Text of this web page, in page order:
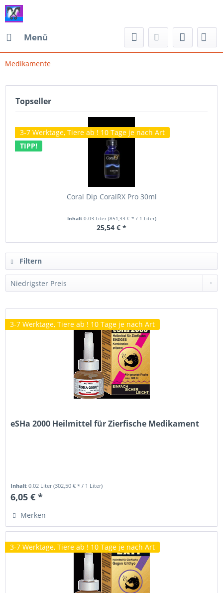
Menü
Medikamente
Topseller
3-7 Werktage, Tiere ab ! 10 Tage je nach Art
TIPP!
Coral Dip CoralRX Pro 30ml
Inhalt 0.03 Liter (851,33 € * / 1 Liter)
25,54 € *
Filtern
3-7 Werktage, Tiere ab ! 10 Tage je nach Art
eSHa 2000 Heilmittel für Zierfische Medikament
Inhalt0.02 Liter(302,50 € * / 1 Liter)
6,05 € *
Merken
3-7 Werktage, Tiere ab ! 10 Tage je nach Art